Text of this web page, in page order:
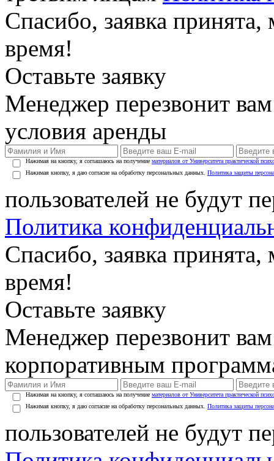
Спасибо, заявка
время!
Оставьте заявку
Менеджер перезвонит
условия аренды
Нажимая на кнопку, я соглашаюсь на получение материалов от Университета практической
Нажимая кнопку, я даю согласие на обработку персональных данных. Политика защиты
пользователей не будут
Политика
Спасибо, заявка
время!
Оставьте заявку
Менеджер перезвонит
корпоративным
Нажимая на кнопку, я соглашаюсь на получение материалов от Университета практической
Нажимая кнопку, я даю согласие на обработку персональных данных. Политика защиты
пользователей не будут